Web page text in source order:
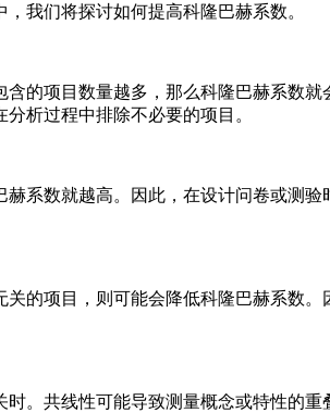
我们将探讨如何提高科隆巴赫系数。
的项目数量越多，那么科隆巴赫系数
析过程中排除不必要的项目。
系数就越高。因此，在设计问卷或测
的项目，则可能会降低科隆巴赫系数
。共线性可能导致测量概念或特性的